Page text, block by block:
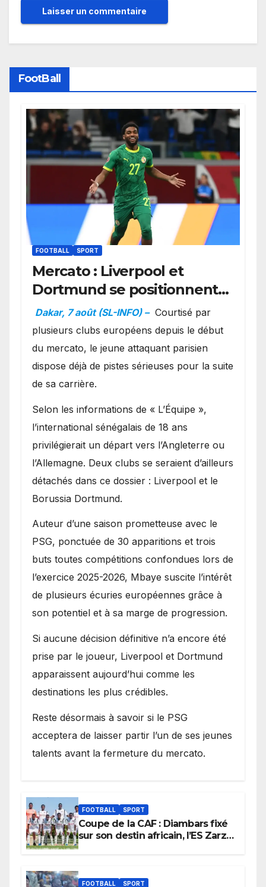
FootBall
FOOTBALL SPORT
Mercato : Liverpool et
Dortmund se positionnent
en favoris pour recruter
Ibrahim Mbaye
Dakar, 7 août (SL-INFO) – Courtisé par
plusieurs clubs européens depuis le début
du mercato, le jeune attaquant parisien
dispose déjà de pistes sérieuses pour la suite
de sa carrière.
Selon les informations de « L’Équipe »,
l’international sénégalais de 18 ans
privilégierait un départ vers l’Angleterre ou
l’Allemagne. Deux clubs se seraient d’ailleurs
détachés dans ce dossier : Liverpool et le
Borussia Dortmund.
Auteur d’une saison prometteuse avec le
PSG, ponctuée de 30 apparitions et trois
buts toutes compétitions confondues lors de
l’exercice 2025-2026, Mbaye suscite l’intérêt
de plusieurs écuries européennes grâce à
son potentiel et à sa marge de progression.
Si aucune décision définitive n’a encore été
prise par le joueur, Liverpool et Dortmund
apparaissent aujourd’hui comme les
destinations les plus crédibles.
Reste désormais à savoir si le PSG
acceptera de laisser partir l’un de ses jeunes
talents avant la fermeture du mercato.
FOOTBALL SPORT
Coupe de la CAF : Diambars fixé
sur son destin africain, l’ES Zarzis
FOOTBALL SPORT